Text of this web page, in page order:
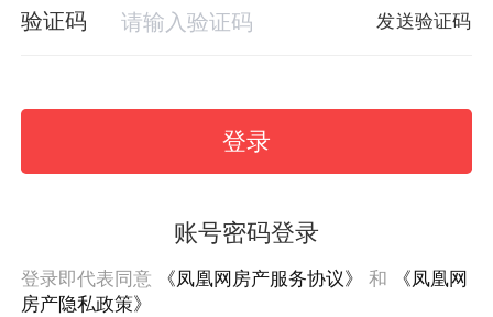
验证码 发送验证码
登录
账号密码登录
登录即代表同意 《凤凰网房产服务协议》 和
《凤凰网
房产隐私政策》